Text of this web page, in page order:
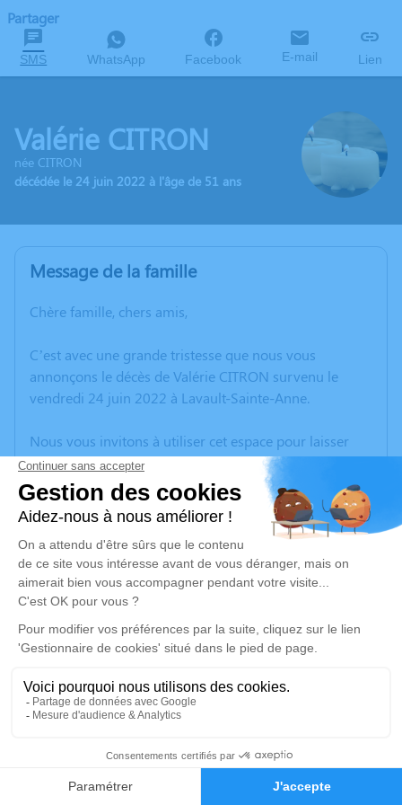
Faire-part Hommages
Partager
SMS WhatsApp Facebook E-mail Lien
Valérie CITRON
née CITRON
décédée le 24 juin 2022 à l'âge de 51 ans
Message de la famille
Chère famille, chers amis,
C’est avec une grande tristesse que nous vous
annonçons le décès de Valérie CITRON survenu le
vendredi 24 juin 2022 à Lavault-Sainte-Anne.
Nous vous invitons à utiliser cet espace pour laisser
vos condoléances, partager des photos souvenirs, une
anecdote ou exprimer vos pensées à travers des
poèmes ou des textes. Cet endroit est un lieu
d'expression dédié à honorer la mémoire de Valérie
CITRON.
Un service de plantation d’arbre hommage est
disponible ici.
Je rends hommage
Cérémonie religieuse
Église de Bord-Saint-Georges
23230 Bord-Saint-Georges